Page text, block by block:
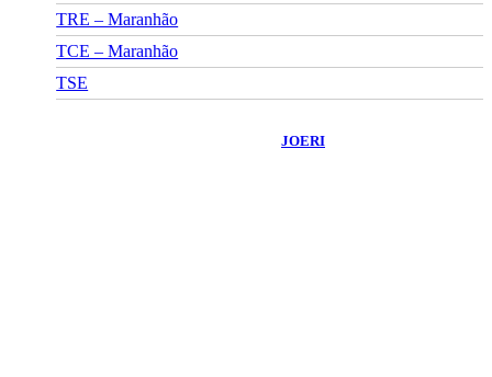
TRE – Maranhão
TCE – Maranhão
TSE
JOERI